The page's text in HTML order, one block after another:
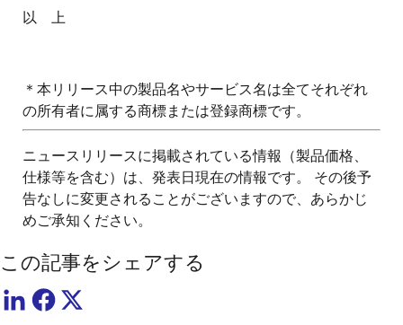
以 上
＊本リリース中の製品名やサービス名は全てそれぞれ
の所有者に属する商標または登録商標です。
ニュースリリースに掲載されている情報（製品価格、
仕様等を含む）は、発表日現在の情報です。 その後予
告なしに変更されることがございますので、あらかじ
めご承知ください。
この記事をシェアする